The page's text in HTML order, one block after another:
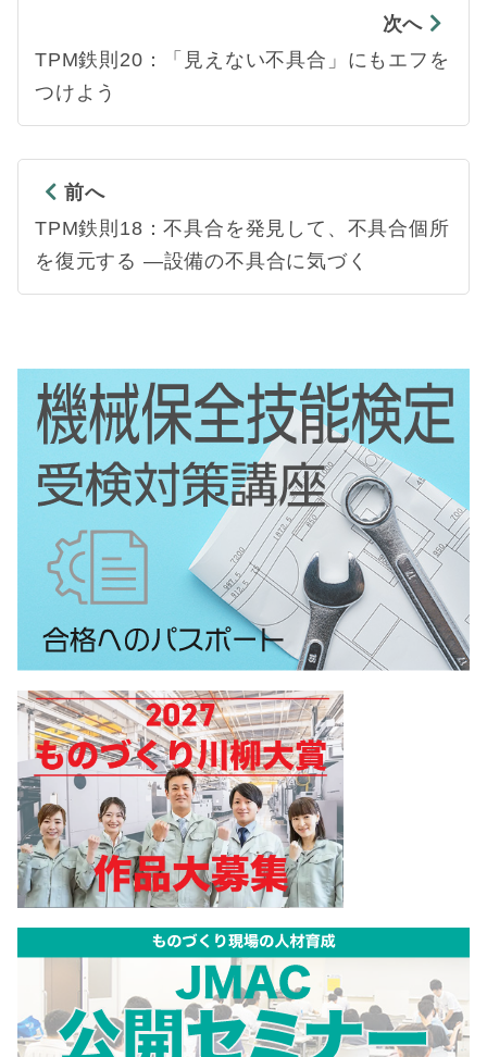
次へ
TPM鉄則20：「見えない不具合」にもエフを
つけよう
前へ
TPM鉄則18：不具合を発見して、不具合個所
を復元する ―設備の不具合に気づく